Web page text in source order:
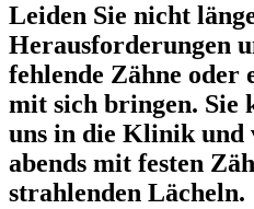
Leiden Sie nicht
Herausforderungen
fehlende Zähne oder
mit sich bringen. Sie
uns in die Klinik und
abends mit festen
strahlenden Lächeln.